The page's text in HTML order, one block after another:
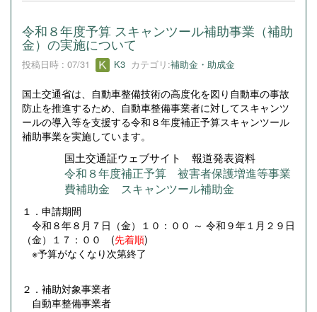
令和８年度予算 スキャンツール補助事業（補助
金）の実施について
投稿日時 : 07/31 K3 カテゴリ:補助金・助成金
国土交通省は、自動車整備技術の高度化を図り自動車の事故
防止を推進するため、自動車整備事業者に対してスキャンツ
ールの導入等を支援する令和８年度補正予算スキャンツール
補助事業を実施しています。
国土交通証ウェブサイト 報道発表資料
令和８年度補正予算 被害者保護増進等事業
費補助金 スキャンツール補助金
１．申請期間
令和８年８月７日（金）１０：００ ～ 令和９年１月２９日
（金）１７：００ (先着順)
※予算がなくなり次第終了
２．補助対象事業者
自動車整備事業者